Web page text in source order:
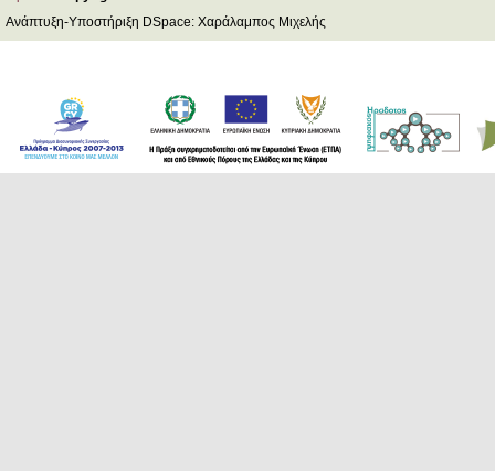
Ανάπτυξη-Υποστήριξη DSpace: Χαράλαμπος Μιχελής